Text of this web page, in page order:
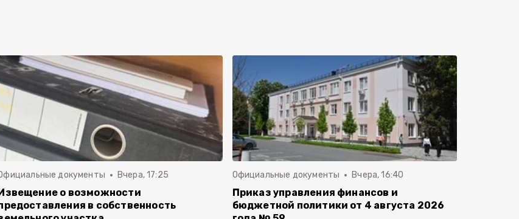
документы Вчера, 17:25
о возможности
в собственность
Официальные документы Вчера, 16:40
Приказ управления финансов и
бюджетной политики от 4 августа 2026